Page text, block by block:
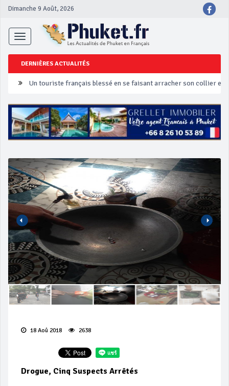
Dimanche 9 Août, 2026
Toggle
navigation
DERNIÈRES ACTUALITÉS
Un touriste français blessé en se faisant arracher son collier en
Phuket Peranakan Festival
‘Phuket Eye’ assurera la sécurité pendant Songkran
Phuket augmente les prix des bateaux vers Koh Phi Phi et des
18 Aoû 2018 2638
Drogue, Cinq Suspects Arrêtés